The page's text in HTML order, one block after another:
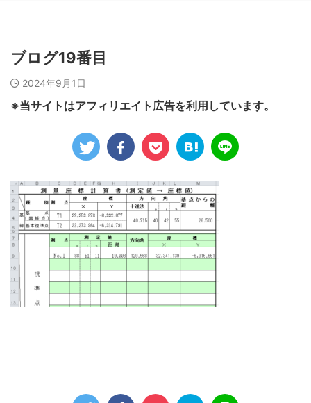
ブログ19番目
2024年9月1日
※当サイトはアフィリエイト広告を利用しています。